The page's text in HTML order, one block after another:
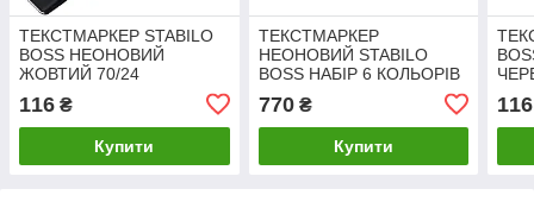
ТЕКСТМАРКЕР STABILO
BOSS НЕОНОВИЙ
ЖОВТИЙ 70/24
116 ₴
Купити
ТЕКСТМАРКЕР
НЕОНОВИЙ STABILO
BOSS НАБІР 6 КОЛЬОРІВ
770₴
Купити
116